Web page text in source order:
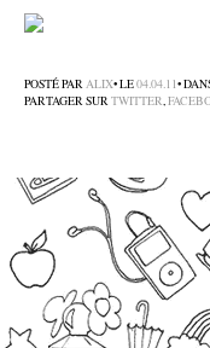
POSTÉ PARALIX• LE04.04.11•
PARTAGER SURTWITTER,